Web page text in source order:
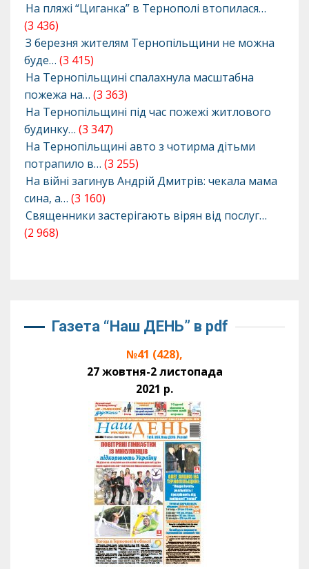
На пляжі “Циганка” в Тернополі втопилася…
(3 436)
З березня жителям Тернопільщини не можна
буде… (3 415)
На Тернопільщині спалахнула масштабна
пожежа на… (3 363)
На Тернопільщині під час пожежі житлового
будинку… (3 347)
На Тернопільщині авто з чотирма дітьми
потрапило в… (3 255)
На війні загинув Андрій Дмитрів: чекала мама
сина, а… (3 160)
Священники застерігають вірян від послуг…
(2 968)
Газета “Наш ДЕНЬ” в pdf
№41 (428),
27 жовтня-2 листопада
2021 р.